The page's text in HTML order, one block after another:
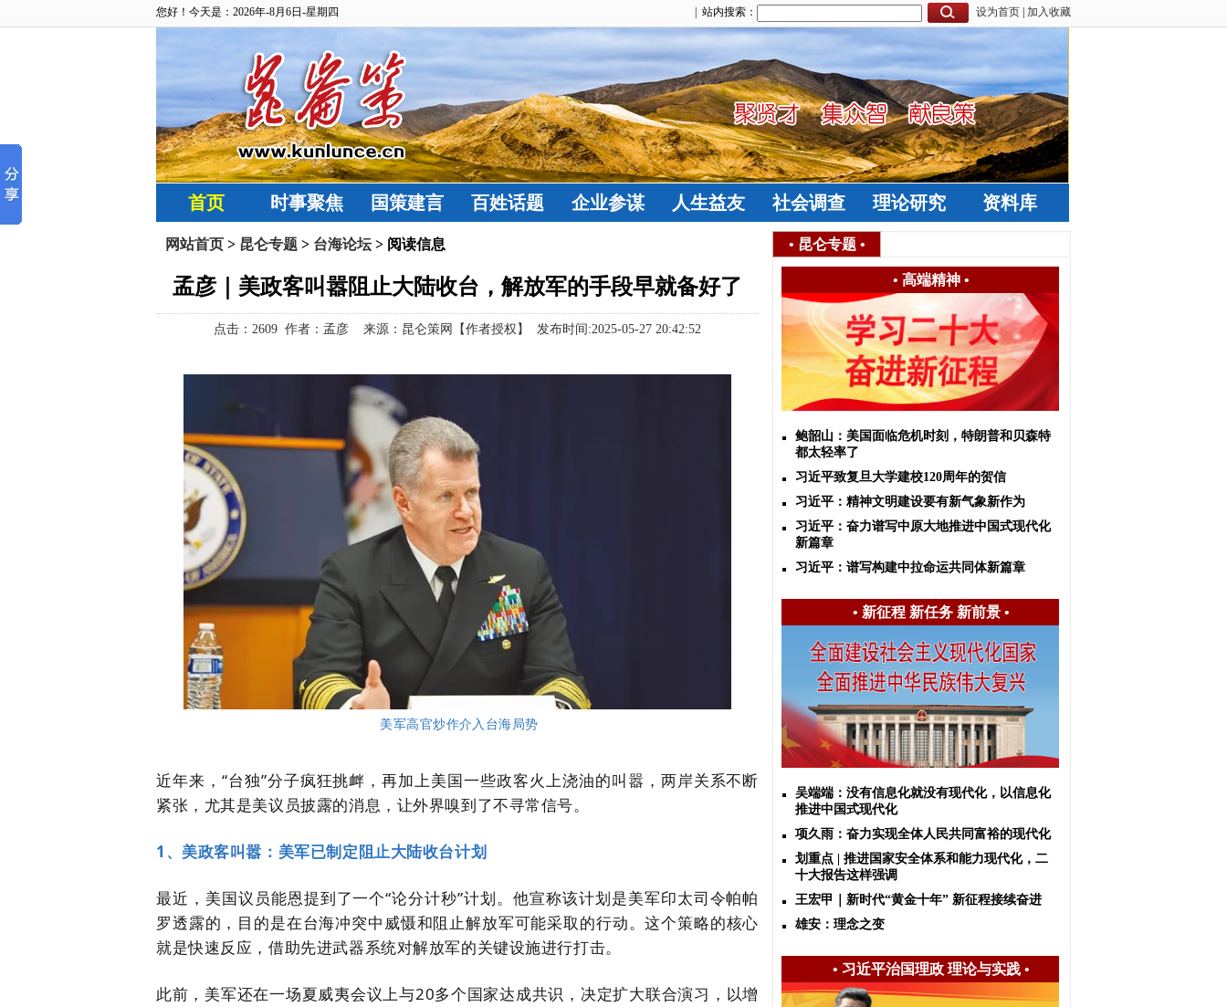
您好！今天是：2026年-8月6日-星期四 设为首页 加入收藏
| 站内搜索：
首页 时事聚焦 国策建言 百姓话题 企业参谋 人生益友 社会调查 理论研究 资料库
网站首页 > 昆仑专题 > 台海论坛> 阅读信息
孟彦｜美政客叫嚣阻止大陆收台，解放军的手段早就备好了
点击： 2609 作者：孟彦 来源：昆仑策网【作者授权】 发布时间:2025-05-27 20:42:52
美军高官炒作介入台海局势
近年来，“台独”分子疯狂挑衅，再加上美国一些政客火上浇油的叫嚣，两岸关系不断
紧张，尤其是美议员披露的消息，让外界嗅到了不寻常信号。
1、美政客叫嚣：美军已制定阻止大陆收台计划
最近，美国议员能恩提到了一个“论分计秒”计划。他宣称该计划是美军印太司令帕帕
罗透露的 ，目的是在台海冲突中威慑和阻止解放军可能采取的行动。这个策略的核心
就是快速反应，借助先进武器系统对解放军的关键设施进行打击。
此前，美军还在一场夏威夷会议上与20多个国家达成共识，决定扩大联合演习，以增
• 昆仑专题 •
• 高端精神•
鲍韶山：美国面临危机时刻，特朗普和贝森特
都太轻率了
习近平致复旦大学建校120周年的贺信
习近平：精神文明建设要有新气象新作为
习近平：奋力谱写中原大地推进中国式现代化
新篇章
习近平：谱写构建中拉命运共同体新篇章
• 新征程 新任务 新前景•
吴端端：没有信息化就没有现代化，以信息化
推进中国式现代化
项久雨：奋力实现全体人民共同富裕的现代化
划重点 | 推进国家安全体系和能力现代化，二
十大报告这样强调
王宏甲｜新时代“黄金十年” 新征程接续奋进
雄安：理念之变
• 习近平治国理政 理论与实践•